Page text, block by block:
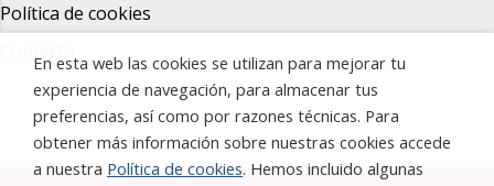
Política de cookies
En esta web las cookies se utilizan para mejorar tu
experiencia de navegación, para almacenar tus
preferencias, así como por razones técnicas. Para
obtener más información sobre nuestras cookies accede
a nuestra Política de cookies. Hemos incluido algunas